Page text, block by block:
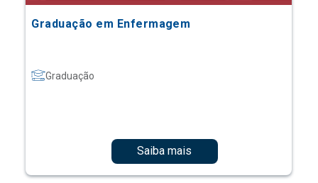
Graduação em Enfermagem
Graduação
Saiba mais